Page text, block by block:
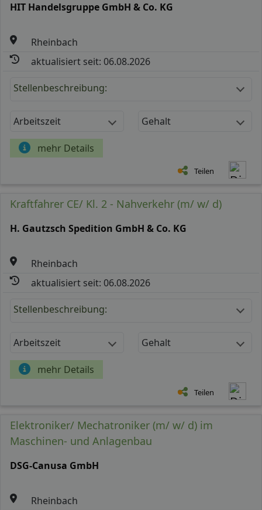
HIT Handelsgruppe GmbH & Co. KG
Rheinbach
aktualisiert seit: 06.08.2026
Stellenbeschreibung:
Arbeitszeit Gehalt
mehr Details
Teilen
Kraftfahrer CE/ Kl. 2 - Nahverkehr (m/ w/ d)
H. Gautzsch Spedition GmbH & Co. KG
Rheinbach
aktualisiert seit: 06.08.2026
Stellenbeschreibung:
Arbeitszeit Gehalt
mehr Details
Teilen
Elektroniker/ Mechatroniker (m/ w/ d) im
Maschinen- und Anlagenbau
DSG-Canusa GmbH
Rheinbach